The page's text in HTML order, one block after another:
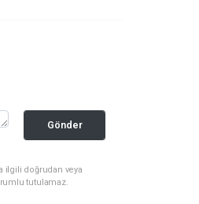
Gönder
ilgili doğrudan veya
tutulamaz.